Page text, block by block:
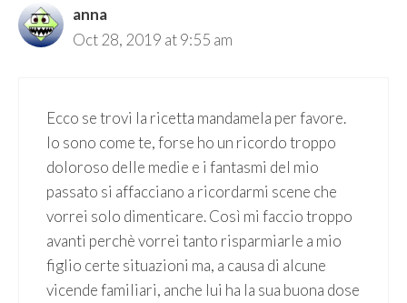
anna
Oct 28, 2019 at 9:55 am
Ecco se trovi la ricetta mandamela per favore.
Io sono come te, forse ho un ricordo troppo
doloroso delle medie e i fantasmi del mio
passato si affacciano a ricordarmi scene che
vorrei solo dimenticare. Così mi faccio troppo
avanti perchè vorrei tanto risparmiarle a mio
figlio certe situazioni ma, a causa di alcune
vicende familiari, anche lui ha la sua buona dose